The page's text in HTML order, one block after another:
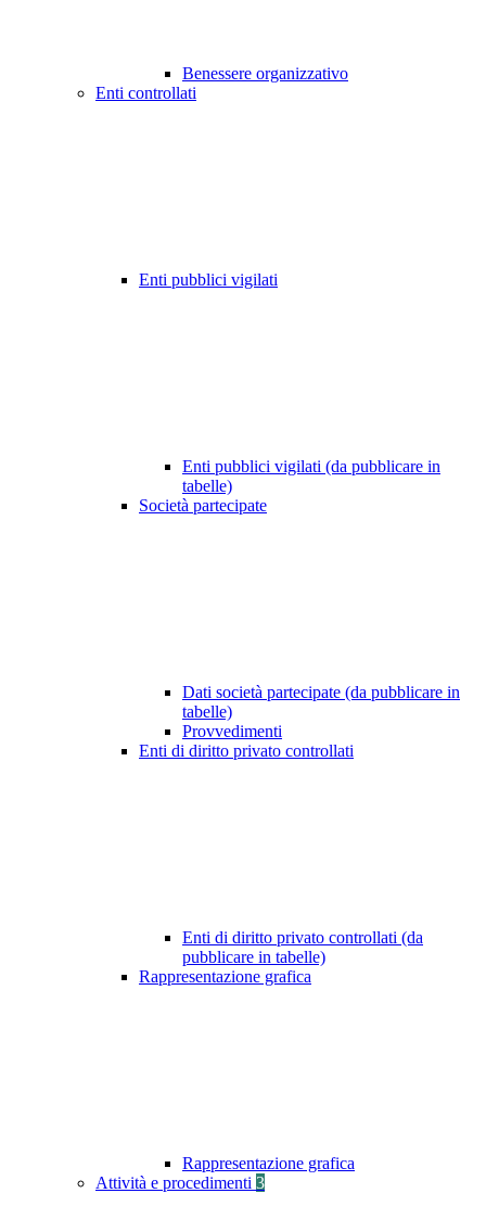
Benessere organizzativo
Enti controllati
Enti pubblici vigilati
Enti pubblici vigilati (da pubblicare in
tabelle)
Società partecipate
Dati società partecipate (da pubblicare in
tabelle)
Provvedimenti
Enti di diritto privato controllati
Enti di diritto privato controllati (da
pubblicare in tabelle)
Rappresentazione grafica
Rappresentazione grafica
Attività e procedimenti 3